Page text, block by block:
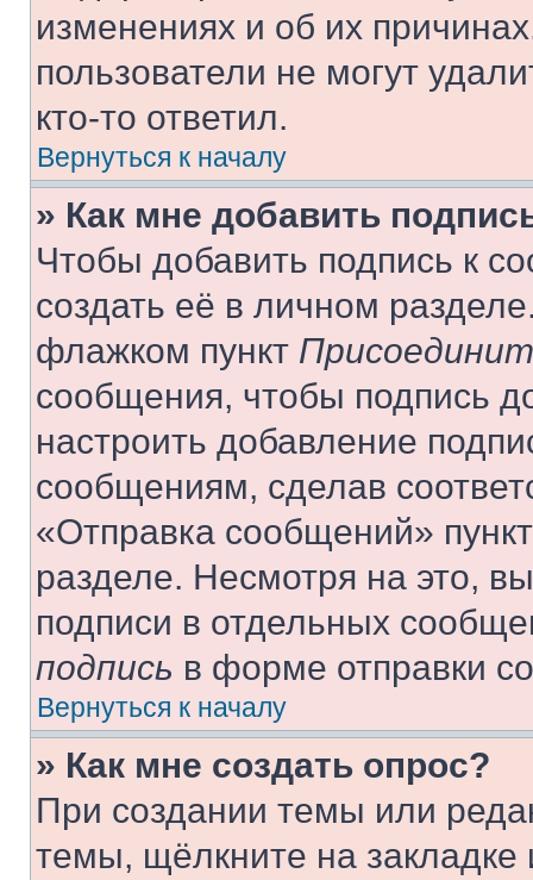
изменениях и об их
пользователи не могут
кто-то ответил.
Вернуться к началу
» Как мне добавить
Чтобы добавить подпись к
создать её в личном
флажком пункт
сообщения, чтобы подпись
настроить добавление
сообщениям, сделав
«Отправка сообщений»
разделе. Несмотря на это,
подписи в отдельных
подпись в форме отправки
Вернуться к началу
» Как мне создать опрос?
При создании темы или
темы, щёлкните на